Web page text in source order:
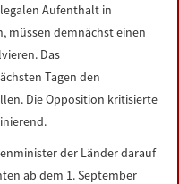
Aufenthalt in
müssen demnächst einen
Das
Tagen den
Die Opposition kritisierte
der Länder darauf
ab dem 1. September